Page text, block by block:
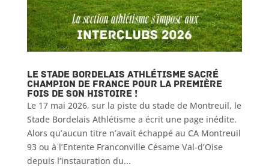
Le Stade Bordelais Athlétisme sacré
champion de France pour la première
fois de son histoire !
Le 17 mai 2026, sur la piste du stade de Montreuil, le
Stade Bordelais Athlétisme a écrit une page inédite.
Alors qu’aucun titre n’avait échappé au CA Montreuil
93 ou à l’Entente Franconville Césame Val-d’Oise
depuis l’instauration du...